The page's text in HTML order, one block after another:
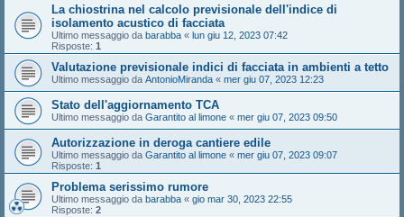
La chiostrina nel calcolo previsionale dell'indice di
isolamento acustico di facciata
Ultimo messaggio da barabba « lun giu 12, 2023 07:42
Risposte: 1
Valutazione previsionale indici di facciata in ambienti a tetto
Ultimo messaggio da AntonioMiranda « mer giu 07, 2023 12:23
Stato dell'aggiornamento TCA
Ultimo messaggio da Garantito al limone « mer giu 07, 2023 09:50
Autorizzazione in deroga cantiere edile
Ultimo messaggio da Garantito al limone « mer giu 07, 2023 09:07
Risposte: 1
Problema serissimo rumore
Ultimo messaggio da barabba « gio mar 30, 2023 22:55
Risposte: 2